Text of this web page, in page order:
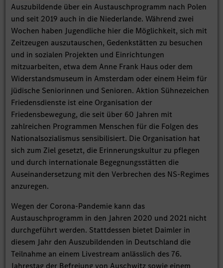
Auszubildende über ein Austauschprogramm nach Polen
und seit 2019 auch in die Niederlande. Während zwei
Wochen haben Jugendliche hier die Möglichkeit, sich mit
Zeitzeugen auszutauschen, Gedenkstätten zu besuchen
und in sozialen Projekten und Einrichtungen
mitzuarbeiten, etwa dem Anne Frank Haus oder dem
Widerstandsmuseum in Amsterdam oder einem Heim für
jüdische Seniorinnen und Senioren. Aktion Sühnezeichen
Friedensdienste ist eine Organisation der
Friedensbewegung, die seit über 60 Jahren mit
zahlreichen Programmen Menschen für die Folgen des
Nationalsozialismus sensibilisiert. Die Organisation hat
sich zum Ziel gesetzt, die Erinnerungskultur zu pflegen
und durch internationale Begegnungsstätten die
Auseinandersetzung mit den Verbrechen des NS-Regimes
anzuregen.
Wegen der Corona-Pandemie kann das
Austauschprogramm in den Jahren 2020 und 2021 nicht
durchgeführt werden. Stattdessen bietet Daimler in
diesem Jahr den Auszubildenden in Deutschland die
Teilnahme an einem Livestream anlässlich des 76.
Jahrestag der Befreiung von Auschwitz sowie einem